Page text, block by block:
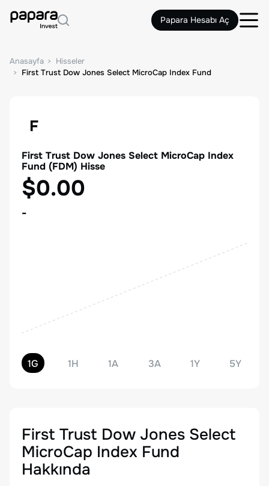
Papara Hesabı Aç
Anasayfa
Hisseler
First Trust Dow Jones Select MicroCap Index Fund
F
First Trust Dow Jones Select MicroCap Index
Fund (FDM) Hisse
$0.00
-
1G 1H 1A 3A 1Y 5Y
First Trust Dow Jones Select
MicroCap Index Fund
Hakkında